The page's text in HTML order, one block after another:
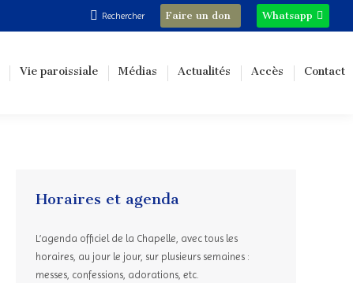
Recherche
:
Rechercher Faire un don Whatsapp
Vie paroissiale Médias Actualités Accès Contact
Horaires et agenda
L’agenda officiel de la Chapelle, avec tous les
horaires, au jour le jour, sur plusieurs semaines :
messes, confessions, adorations, etc.